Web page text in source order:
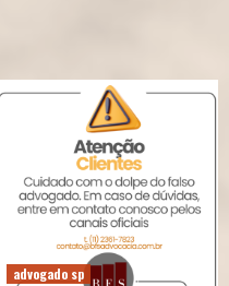
advogado sp